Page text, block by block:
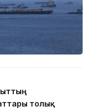
толық